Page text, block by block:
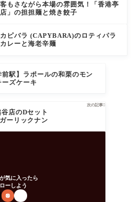
もさながら本場の雰囲気！「香港亭
」の担担麺と焼き餃子
ピバラ (CAPYBARA)のロティパラ
レーと海老辛麺
前駅】ラポールの和栗のモン
ズケーキ
次の記事
店のDセット
ーリックナン
気に入ったら
ーしよう